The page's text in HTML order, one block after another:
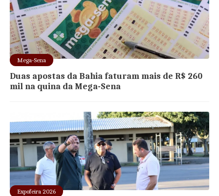
Mega-Sena
Duas apostas da Bahia faturam mais de R$ 260
mil na quina da Mega-Sena
Expofeira 2026